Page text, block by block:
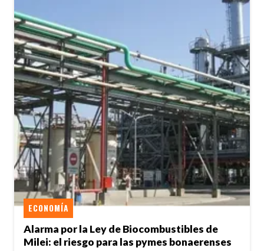
Alarma por la Ley de Biocombustibles de
Milei: el riesgo para las pymes bonaerenses
ECONOMÍA